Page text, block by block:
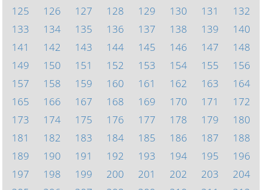
125
126 127 128 129 130 131
132
133
134 135 136 137 138 139
140
141
142 143 144 145 146 147
148
149
150 151 152 153 154 155
156
157
158 159 160 161 162 163
164
165
166 167 168 169 170 171
172
173
174 175 176 177 178 179
180
181
182 183 184 185 186 187
188
189
190 191 192 193 194 195
196
197
198 199 200 201 202 203
204